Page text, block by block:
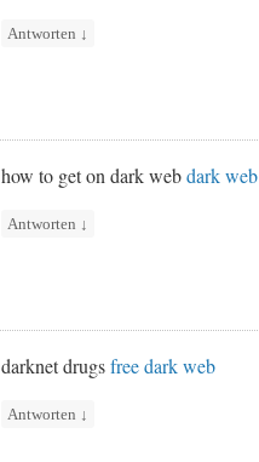
Antworten ↓
how to get on dark webdark
Antworten ↓
darknet drugsfree dark web
Antworten ↓